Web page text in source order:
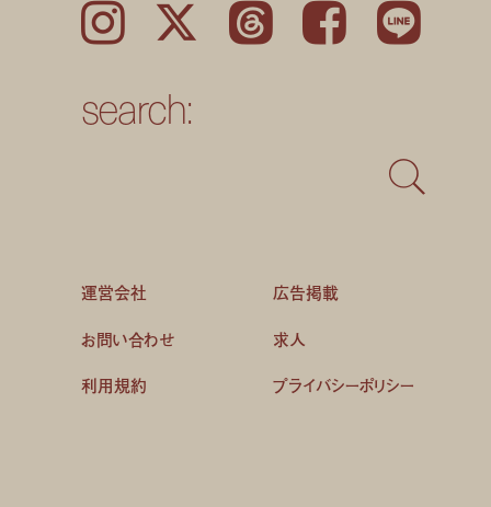
Instagram 𝕏 Threads Facebook LINE
search:
運営会社
広告掲載
お問い合わせ
求人
利用規約 プライバシーポリシー